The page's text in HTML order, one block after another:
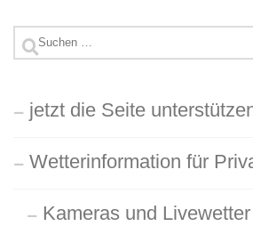
Suchen
jetzt die Seite
Wetterinformation für
Kameras und